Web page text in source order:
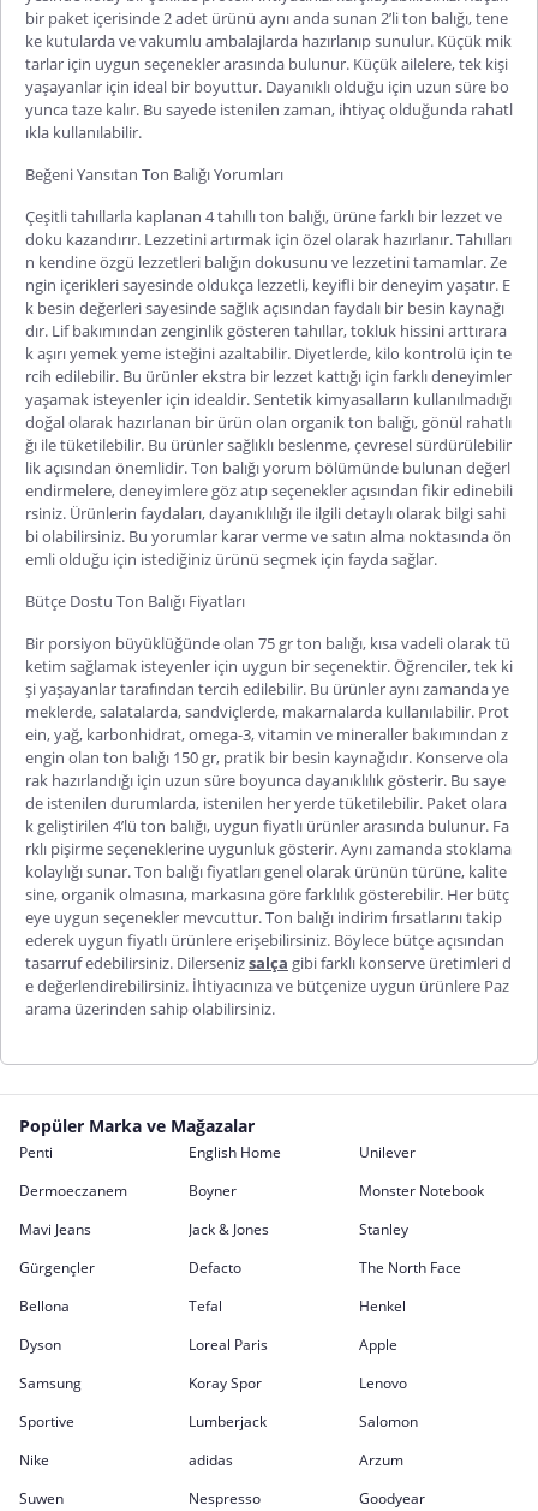
bir paket içerisinde 2 adet ürünü aynı anda sunan 2’li ton balığı, tene
ke kutularda ve vakumlu ambalajlarda hazırlanıp sunulur. Küçük mik
tarlar için uygun seçenekler arasında bulunur. Küçük ailelere, tek kişi
yaşayanlar için ideal bir boyuttur. Dayanıklı olduğu için uzun süre bo
yunca taze kalır. Bu sayede istenilen zaman, ihtiyaç olduğunda rahatl
ıkla kullanılabilir.
Beğeni Yansıtan Ton Balığı Yorumları
Çeşitli tahıllarla kaplanan 4 tahıllı ton balığı, ürüne farklı bir lezzet ve
doku kazandırır. Lezzetini artırmak için özel olarak hazırlanır. Tahılları
n kendine özgü lezzetleri balığın dokusunu ve lezzetini tamamlar. Ze
ngin içerikleri sayesinde oldukça lezzetli, keyifli bir deneyim yaşatır. E
k besin değerleri sayesinde sağlık açısından faydalı bir besin kaynağı
dır. Lif bakımından zenginlik gösteren tahıllar, tokluk hissini arttırara
k aşırı yemek yeme isteğini azaltabilir. Diyetlerde, kilo kontrolü için te
rcih edilebilir. Bu ürünler ekstra bir lezzet kattığı için farklı deneyimler
yaşamak isteyenler için idealdir. Sentetik kimyasalların kullanılmadığı
doğal olarak hazırlanan bir ürün olan organik ton balığı, gönül rahatlı
ğı ile tüketilebilir. Bu ürünler sağlıklı beslenme, çevresel sürdürülebilir
lik açısından önemlidir.Ton balığı yorum bölümünde bulunan değerl
endirmelere, deneyimlere göz atıp seçenekler açısından fikir edinebili
rsiniz. Ürünlerin faydaları, dayanıklılığı ile ilgili detaylı olarak bilgi sahi
bi olabilirsiniz. Bu yorumlar karar verme ve satın alma noktasında ön
emli olduğu için istediğiniz ürünü seçmek için fayda sağlar.
Bütçe Dostu Ton Balığı Fiyatları
Bir porsiyon büyüklüğünde olan 75 gr ton balığı, kısa vadeli olarak tü
ketim sağlamak isteyenler için uygun bir seçenektir. Öğrenciler, tek ki
şi yaşayanlar tarafından tercih edilebilir. Bu ürünler aynı zamanda ye
meklerde, salatalarda, sandviçlerde, makarnalarda kullanılabilir. Prot
ein, yağ, karbonhidrat, omega-3, vitamin ve mineraller bakımından z
engin olan ton balığı 150 gr, pratik bir besin kaynağıdır. Konserve ola
rak hazırlandığı için uzun süre boyunca dayanıklılık gösterir. Bu saye
de istenilen durumlarda, istenilen her yerde tüketilebilir. Paket olara
k geliştirilen 4’lü ton balığı, uygun fiyatlı ürünler arasında bulunur. Fa
rklı pişirme seçeneklerine uygunluk gösterir. Aynı zamanda stoklama
kolaylığı sunar.Ton balığı fiyatları genel olarak ürünün türüne, kalite
sine, organik olmasına, markasına göre farklılık gösterebilir. Her bütç
eye uygun seçenekler mevcuttur.Ton balığı indirim fırsatlarını takip
ederek uygun fiyatlı ürünlere erişebilirsiniz. Böylece bütçe açısından
tasarruf edebilirsiniz. Dilersenizsalça gibi farklı konserve üretimleri d
e değerlendirebilirsiniz. İhtiyacınıza ve bütçenize uygun ürünlere Paz
arama üzerinden sahip olabilirsiniz.
Popüler Marka ve Mağazalar
Penti English Home
Unilever
Dermoeczanem
Boyner
Monster Notebook
Mavi Jeans
Jack & Jones
Stanley
Gürgençler
Defacto
The North Face
Bellona
Tefal
Henkel
Dyson
Loreal Paris
Apple
Samsung
Koray Spor
Lenovo
Sportive
Lumberjack
Salomon
Nike
adidas
Arzum
Suwen
Nespresso Goodyear